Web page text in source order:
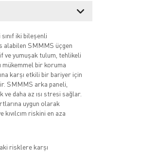
iki bileşenli
alabilen SMMMS üçgen
ve yumuşak tulum, tehlikeli
mükemmel bir koruma
karşı etkili bir bariyer için
SMMMS arka paneli,
daha az ısı stresi sağlar.
uygun olarak
riskini en aza
risklere karşı